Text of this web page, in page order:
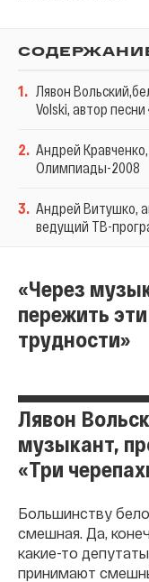
1. Лявон
Volski, автор
2. Андрей
Олимпиады-2008
3. Андрей Витушко,
ведущий ТВ-
«Через
пережить
трудности»
Лявон
музыкант,
«Три
Большинству
смешная. Да,
какие-то
принимают